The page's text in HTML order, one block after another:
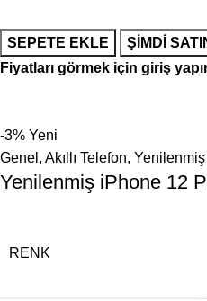
SEPETE EKLE
ŞIMDI
Fiyatları görmek için giriş
-3% Yeni
Genel , Akıllı Telefon,
Yenilenmiş iPhone 12
RENK